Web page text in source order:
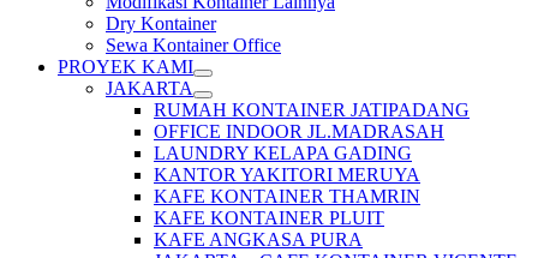
Dry Kontainer
Sewa Kontainer Office
PROYEK KAMI
JAKARTA
RUMAH KONTAINER JATIPADANG
OFFICE INDOOR JL.MADRASAH
LAUNDRY KELAPA GADING
KANTOR YAKITORI MERUYA
KAFE KONTAINER THAMRIN
KAFE KONTAINER PLUIT
KAFE ANGKASA PURA